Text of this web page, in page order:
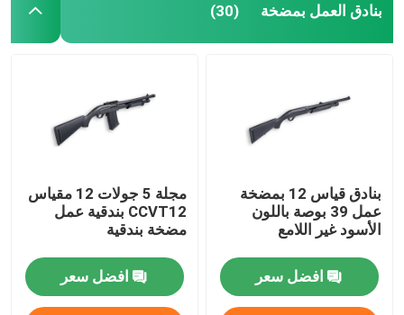
بنادق العمل بمضخة (30)
بنادق قياس 12 بمضخة
عمل 39 بوصة باللون
الأسود غير اللامع
افضل سعر
مجلة 5 جولات 12 مقياس
CCVT12 بندقية عمل
مضخة بندقية
افضل سعر